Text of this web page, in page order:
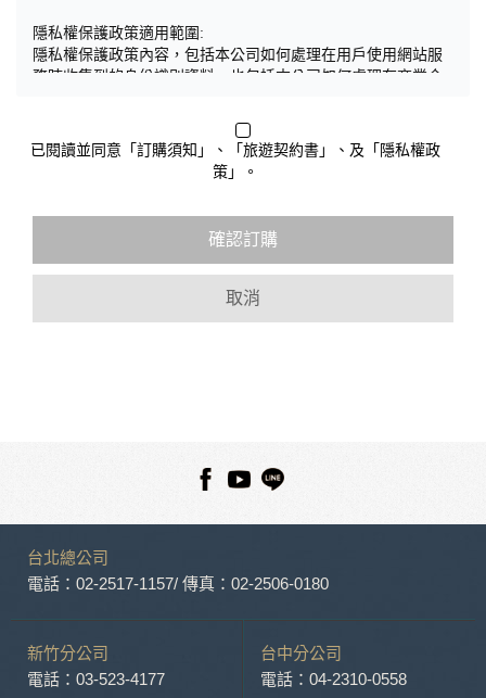
隱私權保護政策適用範圍:
隱私權保護政策內容，包括本公司如何處理在用戶使用網站服
務時收集到的身份識別資料，也包括本公司如何處理在商業合
不適用於本公司以外的公司或網站群，與非本站所僱用或管理
人員。例如您透過本公司旗下網站上的廣告廠商連結，這些置
放連結的廠商也可能蒐集您個人的資料。對於您主動提供的個
您個人在本網站上的聊天室或討論區中任意公開個人資料的行
為，在非經加密的保護下，亦不適用於本公司隱私權保護政
策。
資料的蒐集與使用方式:
錄等，做為我們增進網站服務的參考依據，此記錄為內部應
外，我們會視需要公佈統計數據及說明文字，但不涉及特定個
人之資料。
的個人資料揭露予第三人或使用於蒐集目的以外之其他用途。
在您於本網站註冊帳號、使用本網站相關產品、服務、活動或
贈獎時，本網站會收集您的個人識別資料，本網站也可以從商
業夥伴處取得個人資料。
已閱讀並同意「訂購須知」、「旅遊契約書」、及「隱私權政
策」。
確認訂購
取消
台北總公司
電話：02-2517-1157/ 傳真：02-2506-0180
新竹分公司
電話：03-523-4177
台中分公司
電話：04-2310-0558